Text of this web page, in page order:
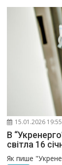
15.01.2026 19:55
В
світла 16
Як пише